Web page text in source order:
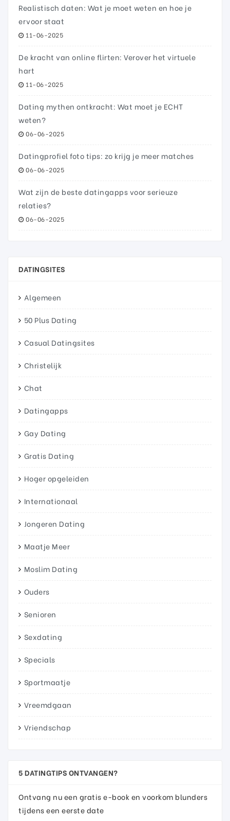
Realistisch daten: Wat je moet weten en hoe je
ervoor staat
11-06-2025
De kracht van online flirten: Verover het virtuele
hart
11-06-2025
Dating mythen ontkracht: Wat moet je ECHT
weten?
06-06-2025
Datingprofiel foto tips: zo krijg je meer matches
06-06-2025
Wat zijn de beste datingapps voor serieuze
relaties?
06-06-2025
DATINGSITES
Algemeen
50 Plus Dating
Casual Datingsites
Christelijk
Chat
Datingapps
Gay Dating
Gratis Dating
Hoger opgeleiden
Internationaal
Jongeren Dating
Maatje Meer
Moslim Dating
Ouders
Senioren
Sexdating
Specials
Sportmaatje
Vreemdgaan
Vriendschap
5 DATINGTIPS ONTVANGEN?
Ontvang nu een gratis e-book en voorkom blunders
tijdens een eerste date